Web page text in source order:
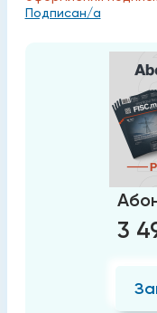
Подписан/а
3